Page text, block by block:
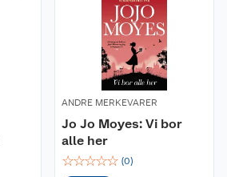
ANDRE MERKEVARER
Jo Jo Moyes: Vi bor
alle her
☆☆☆☆☆ (0)